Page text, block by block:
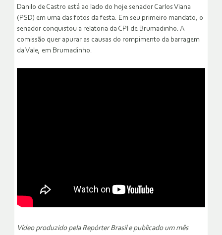
Danilo de Castro está ao lado do hoje senador Carlos Viana
(PSD) em uma das fotos da festa. Em seu primeiro mandato, o
senador conquistou a relatoria da CPI de Brumadinho. A
comissão quer apurar as causas do rompimento da barragem
da Vale, em Brumadinho.
Vídeo produzido pela Repórter Brasil e publicado um mês